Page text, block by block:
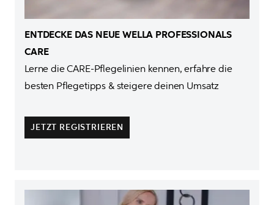
ENTDECKE DAS NEUE WELLA PROFESSIONALS
CARE
Lerne die CARE-Pflegelinien kennen, erfahre die
besten Pflegetipps & steigere deinen Umsatz
JETZT REGISTRIEREN